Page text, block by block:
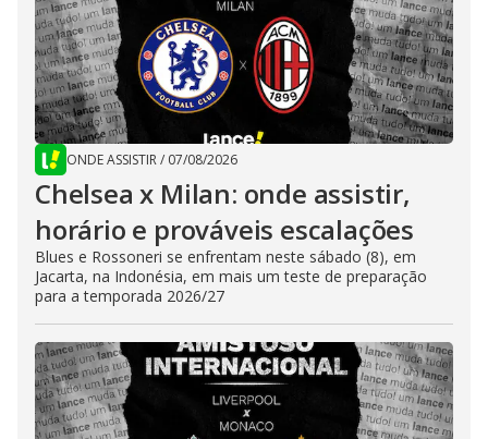
ONDE ASSISTIR/ 07/08/2026
Chelsea x Milan: onde assistir,
horário e prováveis escalações
Blues e Rossoneri se enfrentam neste sábado (8), em
Jacarta, na Indonésia, em mais um teste de preparação
para a temporada 2026/27